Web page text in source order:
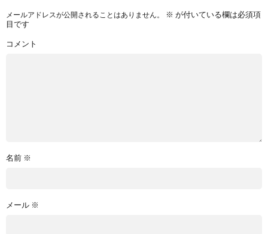
メールアドレスが公開されることはありません。 ※ が付いている欄は必須項
目です
コメント
名前 ※
メール ※